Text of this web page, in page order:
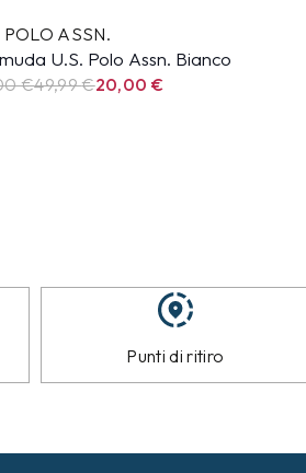
POLO ASSN.
U.S. Polo Assn. Bianco
€49,99€20,00 €
Punti di ritiro